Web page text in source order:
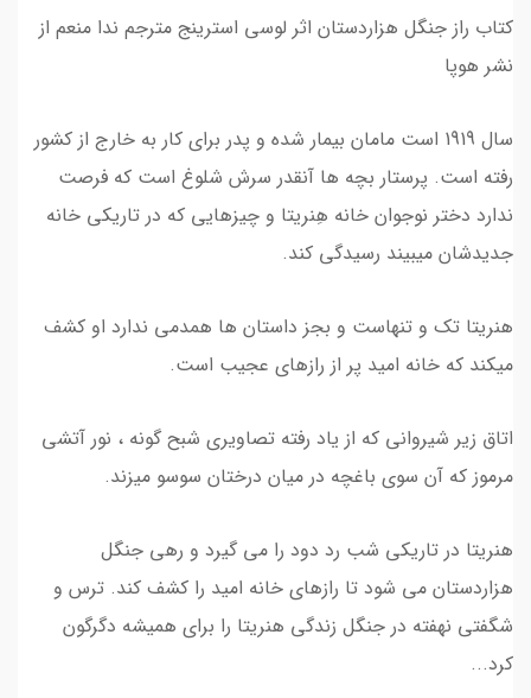
کتاب راز جنگل هزاردستان اثر لوسی استرینج مترجم ندا منعم از
نشر هوپا
سال 1919 است مامان بیمار شده و پدر برای کار به خارج از کشور
رفته است. پرستار بچه ها آنقدر سرش شلوغ است که فرصت
ندارد دختر نوجوان خانه هِنریتا و چیزهایی که در تاریکی خانه
جدیدشان میبیند رسیدگی کند.
هنریتا تک و تنهاست و بجز داستان ها همدمی ندارد او کشف
میکند که خانه امید پر از رازهای عجیب است.
اتاق زیر شیروانی که از یاد رفته تصاویری شبح گونه ، نور آتشی
مرموز که آن سوی باغچه در میان درختان سوسو میزند.
هنریتا در تاریکی شب رد دود را می گیرد و رهی جنگل
هزاردستان می شود تا رازهای خانه امید را کشف کند. ترس و
شگفتی نهفته در جنگل زندگی هنریتا را برای همیشه دگرگون
کرد...